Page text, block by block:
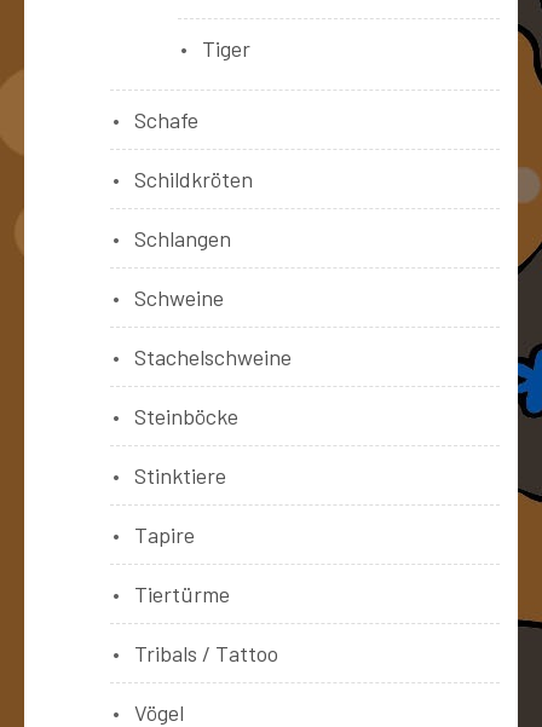
Tiger
Schafe
Schildkröten
Schlangen
Schweine
Stachelschweine
Steinböcke
Stinktiere
Tapire
Tiertürme
Tribals / Tattoo
Vögel